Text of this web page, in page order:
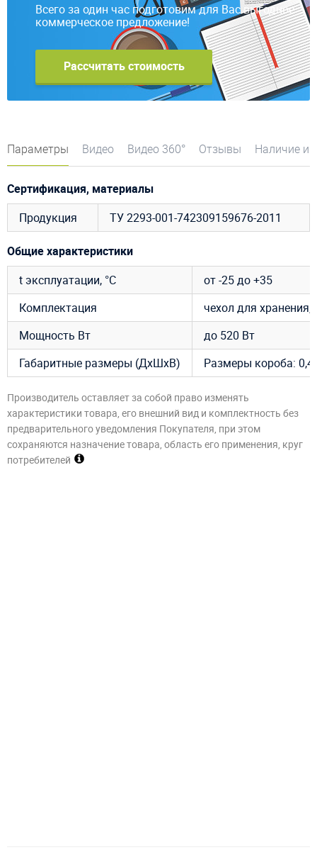
Всего за один час подготовим для Вас выгодное
коммерческое предложение!
Рассчитать стоимость
Параметры Видео Видео 360° Отзывы Наличие и
Сертификация, материалы
Продукция
ТУ 2293-001-742309159676-2011
Общие характеристики
t эксплуатации, °C
от -25 до +35
Комплектация
чехол для хранения,
Мощность Вт
до 520 Вт
Габаритные размеры (ДхШхВ)
Размеры короба: 0,4
Производитель оставляет за собой право изменять
характеристики товара, его внешний вид и комплектность без
предварительного уведомления Покупателя, при этом
сохраняются назначение товара, область его применения, круг
потребителей